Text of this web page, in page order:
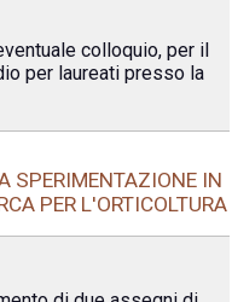
colloquio, per il
per laureati presso la
SPERIMENTAZIONE IN
PER L'ORTICOLTURA